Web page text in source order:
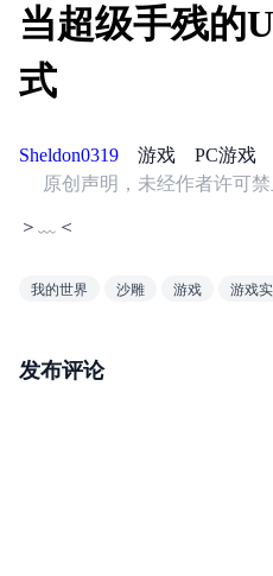
当超级手残的
式
Sheldon0319 游戏 PC游戏
原创声明，未经作者许可
＞﹏＜
我的世界 沙雕 游戏 游戏
发布评论